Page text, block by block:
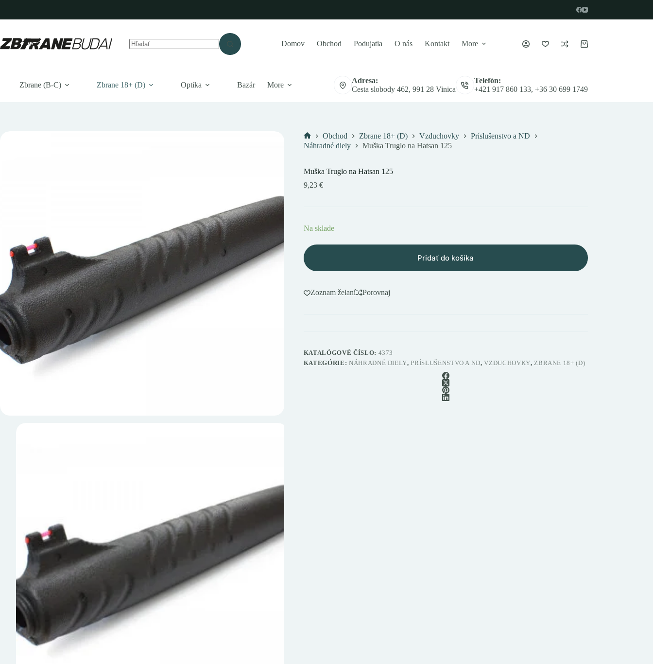
obsah
Domov Obchod Podujatia O nás Kontakt More
Nákupný
Zbrane (B-C) Zbrane 18+ (D) Optika Bazár More
Adresa:
Cesta slobody 462, 991 28 Vinica
Telefón:
+421 917 860 133, +36 30 699 1749
Domov
Obchod Zbrane 18+ (D) Vzduchovky
Príslušenstvo a ND
Náhradné diely
Muška Truglo na Hatsan 125
Muška Truglo na Hatsan 125
9,23 €
Na sklade
Pridať do košíka
Zoznam želaní Porovnaj
KATALÓGOVÉ ČÍSLO: 4373
KATEGÓRIE: NÁHRADNÉ DIELY,PRÍSLUŠENSTVO A ND,VZDUCHOVKY, ZBRANE 18+ (D)